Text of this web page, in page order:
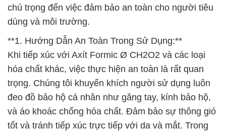
chú trọng đến việc đảm bảo an toàn cho người tiêu
dùng và môi trường.
**1. Hướng Dẫn An Toàn Trong Sử Dụng:**
Khi tiếp xúc với Axít Formic Ø CH2O2 và các loại
hóa chất khác, việc thực hiện an toàn là rất quan
trọng. Chúng tôi khuyến khích người sử dụng luôn
đeo đồ bảo hộ cá nhân như găng tay, kính bảo hộ,
và áo khoác chống hóa chất. Đảm bảo sự thông gió
tốt và tránh tiếp xúc trực tiếp với da và mắt. Trong